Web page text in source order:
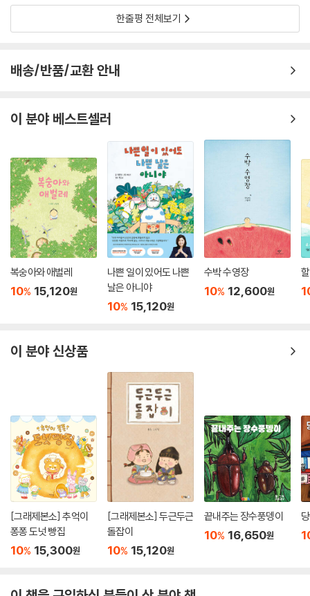
문수와 첫인사를 나누었을 때 할 줄 아는 것도 많고 자신감 넘치는 문수가
부러웠습니다. 맛있는 걸 좋아하는 문수와 어쩌면 좋은 친구가 될 수 있을
사를 전하고 싶습니다. _김동수 작가의 말
로 표현된 한국 대중가요를 그림책으로 펴내는 ‘창비 노랫말 그림책’ 시리
즈를 기획, 출간 중이다. 아이와 부모, 조부모까지 세대를 아울러 함께 읽으
며 공감할 수 있기를 기대한다.
한줄평 전체보기
배송/반품/교환 안내
이 분야 베스트셀러
복숭아와 애벌레
10% 15,120원
나쁜 일이 있어도 나쁜
날은 아니야
10% 15,120원
수박 수영장
10% 12,600원
이 분야 신상품
[그래제본소] 추억이
퐁퐁 도넛 빵집
10% 15,300원
[그래제본소] 두근두근
돌잡이
10% 15,120원
끝내주는 장수풍뎅이
10% 16,650원